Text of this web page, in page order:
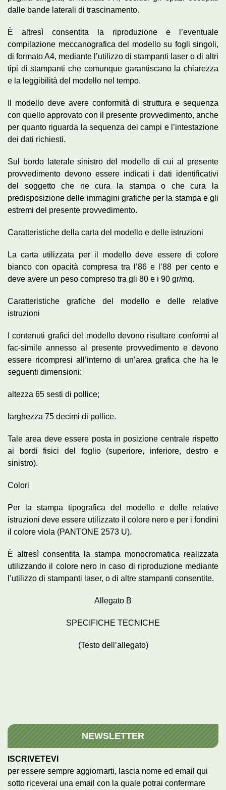
dalle bande laterali di trascinamento.
È altresì consentita la riproduzione e l’eventuale
compilazione meccanografica del modello su fogli singoli,
di formato A4, mediante l’utilizzo di stampanti laser o di altri
tipi di stampanti che comunque garantiscano la chiarezza
e la leggibilità del modello nel tempo.
Il modello deve avere conformità di struttura e sequenza
con quello approvato con il presente provvedimento, anche
per quanto riguarda la sequenza dei campi e l’intestazione
dei dati richiesti.
Sul bordo laterale sinistro del modello di cui al presente
provvedimento devono essere indicati i dati identificativi
del soggetto che ne cura la stampa o che cura la
predisposizione delle immagini grafiche per la stampa e gli
estremi del presente provvedimento.
Caratteristiche della carta del modello e delle istruzioni
La carta utilizzata per il modello deve essere di colore
bianco con opacità compresa tra l’86 e l’88 per cento e
deve avere un peso compreso tra gli 80 e i 90 gr/mq.
Caratteristiche grafiche del modello e delle relative
istruzioni
I contenuti grafici del modello devono risultare conformi al
fac-simile annesso al presente provvedimento e devono
essere ricompresi all’interno di un’area grafica che ha le
seguenti dimensioni:
altezza 65 sesti di pollice;
larghezza 75 decimi di pollice.
Tale area deve essere posta in posizione centrale rispetto
ai bordi fisici del foglio (superiore, inferiore, destro e
sinistro).
Colori
Per la stampa tipografica del modello e delle relative
istruzioni deve essere utilizzato il colore nero e per i fondini
il colore viola (PANTONE 2573 U).
È altresì consentita la stampa monocromatica realizzata
utilizzando il colore nero in caso di riproduzione mediante
l’utilizzo di stampanti laser, o di altre stampanti consentite.
Allegato B
SPECIFICHE TECNICHE
(Testo dell’allegato)
NEWSLETTER
ISCRIVETEVI
per essere sempre aggiornarti, lascia nome ed email qui
sotto riceverai una email con la quale potrai confermare